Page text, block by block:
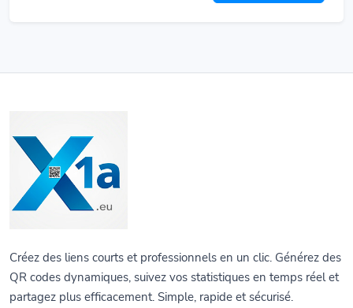
Créez des liens courts et professionnels en un clic. Générez des
QR codes dynamiques, suivez vos statistiques en temps réel et
partagez plus efficacement. Simple, rapide et sécurisé.